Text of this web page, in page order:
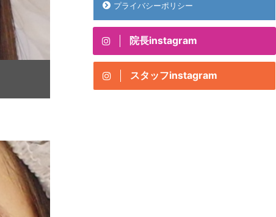
プライバシーポリシー
院長instagram
スタッフinstagram